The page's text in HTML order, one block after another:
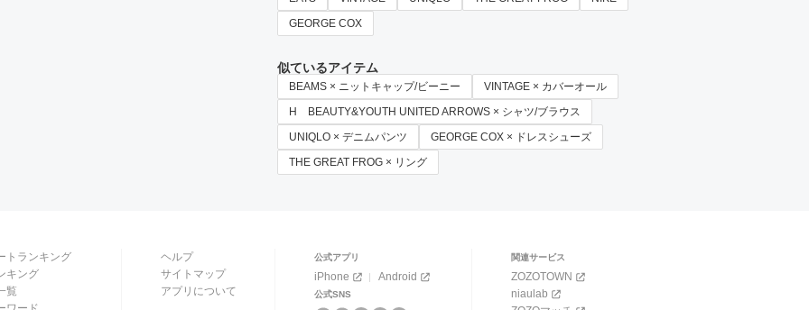
GEORGE COX
似ているアイテム
BEAMS × ニットキャップ/ビーニー
VINTAGE × カバーオール
H BEAUTY&YOUTH UNITED ARROWS × シャツ/ブラウス
UNIQLO × デニムパンツ
GEORGE COX × ドレスシューズ
THE GREAT FROG × リング
トランキング
キング
覧
ヘルプ
サイトマップ
アプリについて
公式アプリ
iPhone Android
公式SNS
関連サービス
ZOZOTOWN
niaulab